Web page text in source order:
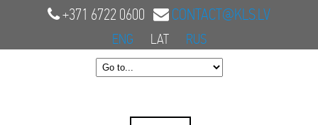
+371 6722 0600 CONTACT@KLS.LV
ENG LAT RUS